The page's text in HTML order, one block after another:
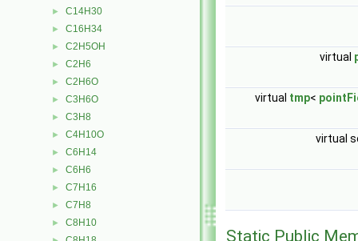
► C14H30
► C16H34
► C2H5OH
► C2H6
► C2H6O
► C3H6O
► C3H8
► C4H10O
► C6H14
► C6H6
► C7H16
► C7H8
► C8H10
virtual
virtual tmp<
virtual
Static Public